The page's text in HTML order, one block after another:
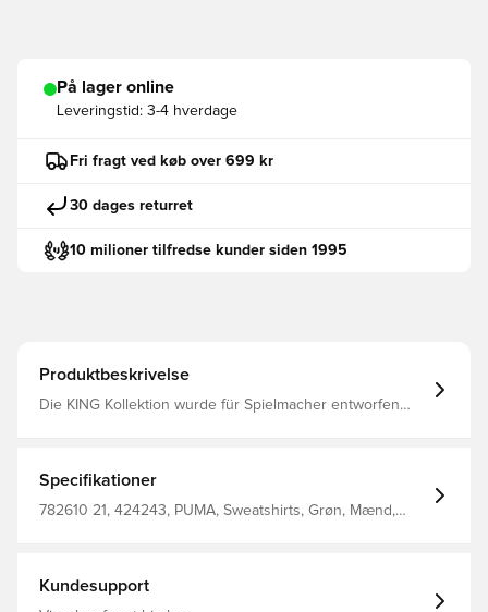
På lager online
Leveringstid: 3-4 hverdage
Fri fragt ved køb over 699 kr
30 dages returret
10 milioner tilfredse kunder siden 1995
Produktbeskrivelse
Die KING Kollektion wurde für Spielmacher entworfen
unvergleichlichen Komfort. Diese Kollektion wird auch in
den Top-Fußballclubs getragen und verkörpert das Erbe
der KING Serie, bei der Tradition auf Performance trifft.
Specifikationer
782610 21, 424243, PUMA, Sweatshirts, Grøn, Mænd,
Kundesupport